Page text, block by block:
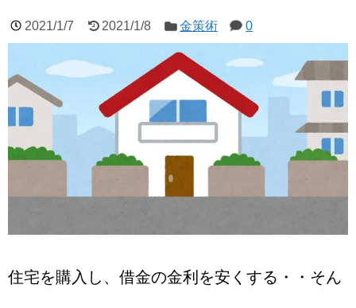
2021/1/7 2021/1/8 金策術 0
住宅を購入し、借金の金利を安くする・・そん